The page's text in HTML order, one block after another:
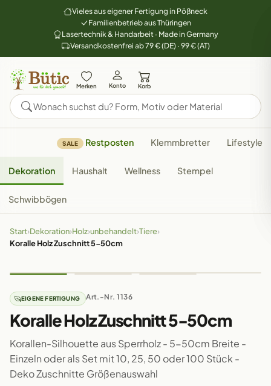
Vieles aus eigener Fertigung in Pößneck
Familienbetrieb aus Thüringen
Lasertechnik & Handarbeit · Made in Germany
Versandkostenfrei ab 79 € (DE) · 99 € (AT)
Merken Konto Korb
SALE Restposten Klemmbretter Lifestyle
Dekoration Haushalt Wellness Stempel
Schwibbögen
Start›Dekoration›Holz›unbehandelt›Tiere›
Koralle Holz Zuschnitt 5-50cm
EIGENE FERTIGUNG Art.-Nr. 1136
Koralle Holz Zuschnitt 5-50cm
Korallen-Silhouette aus Sperrholz - 5-50cm Breite -
Einzeln oder als Set mit 10, 25, 50 oder 100 Stück -
Deko Zuschnitte Größenauswahl